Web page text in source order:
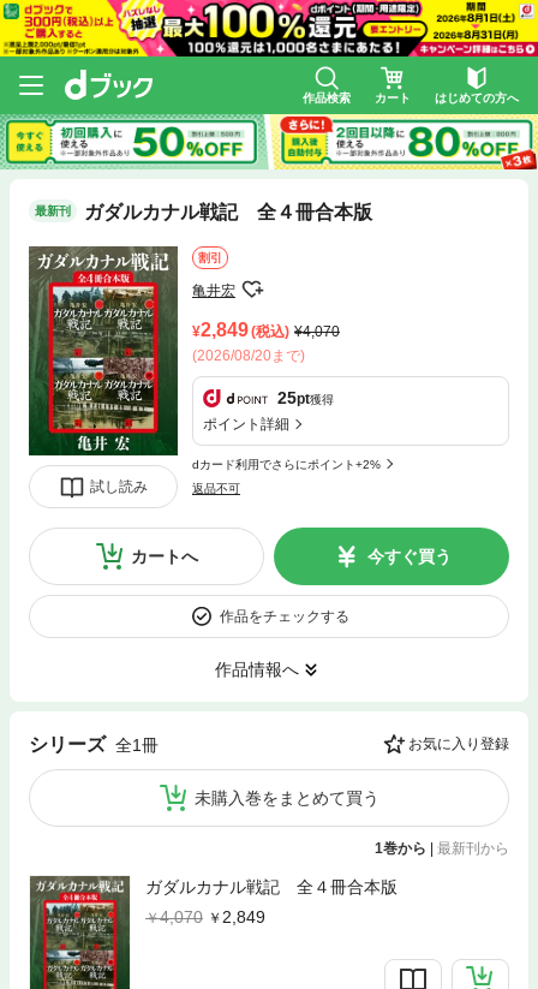
作品検索 カート はじめての方へ
最新刊 ガダルカナル戦記 全４冊合本版
試し読み
割引
亀井宏
2,849(税込)
4,070
(2026/08/20まで)
25pt獲得
ポイント詳細
dカード利用でさらにポイント+2%
返品不可
カートへ 今すぐ買う
作品をチェックする
作品情報へ
シリーズ 全1冊 お気に入り登録
未購入巻をまとめて買う
1巻から | 最新刊から
ガダルカナル戦記 全４冊合本版
4,070
2,849